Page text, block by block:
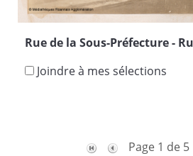
Rue de la Sous-Préfecture -
Joindre à mes sélections
Page 1 de 5